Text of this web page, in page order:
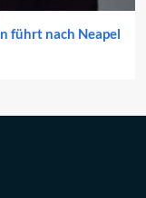
führt nach Neapel